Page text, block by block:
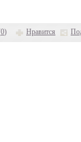
0) Нравится